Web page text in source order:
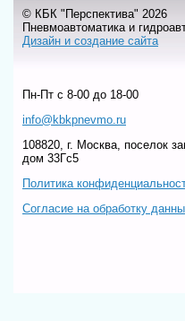
© КБК "Перспектива" 2026
Пневмоавтоматика и
Дизайн и создание сайта
Пн-Пт c 8-00 до 18-00
info@kbkpnevmo.ru
108820, г. Москва, поселок
дом 33Гс5
Политика
Согласие на обработку